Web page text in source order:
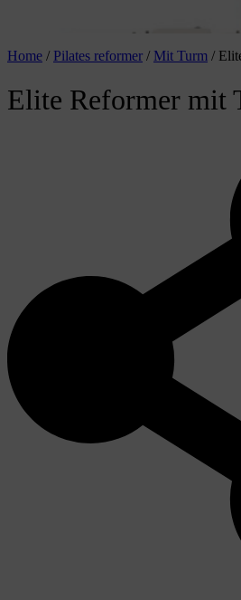
Home / Pilates reformer / Mit Turm /
Elite Reformer mit